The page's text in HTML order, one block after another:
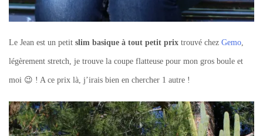
Le Jean est un petit slim basique à tout petit prix trouvé chez Gemo
légèrement stretch, je trouve la coupe flatteuse pour mon gros boule et
moi 😉 ! A ce prix là, j’irais bien en chercher 1 autre !